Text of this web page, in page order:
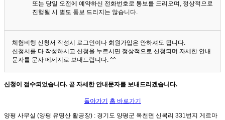
또는 당일 오전에 예약하신 전화번호로 통보를 드리오며, 정상적으로
진행될 시 별도 통보 드리지는 않습니다.
체험비행 신청서 작성시 로그인이나 회원가입은 안하셔도 됩니다.
신청서를 다 작성하시고 신청을 누르시면 정상적으로 신청되며 자세한 안내
문자를 문자 메세지로 보내드립니다. ^^
신청이 접수되었습니다. 곧 자세한 안내문자를 보내드리겠습니다.
돌아가기 홈 바로가기
양평 사무실 (양평 유명산 활공장) : 경기도 양평군 옥천면 신복리 331번지 게르마